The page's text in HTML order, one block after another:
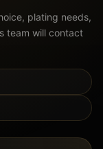
plating needs,
team will contact